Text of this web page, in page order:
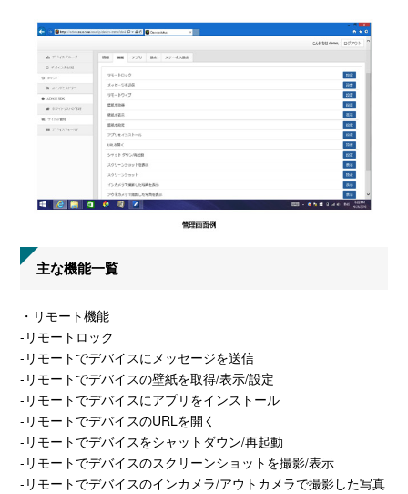
主な機能一覧
・リモート機能
-リモートロック
-リモートでデバイスにメッセージを送信
-リモートでデバイスの壁紙を取得/表示/設定
-リモートでデバイスにアプリをインストール
-リモートでデバイスのURLを開く
-リモートでデバイスをシャットダウン/再起動
-リモートでデバイスのスクリーンショットを撮影/表示
-リモートでデバイスのインカメラ/アウトカメラで撮影した写真